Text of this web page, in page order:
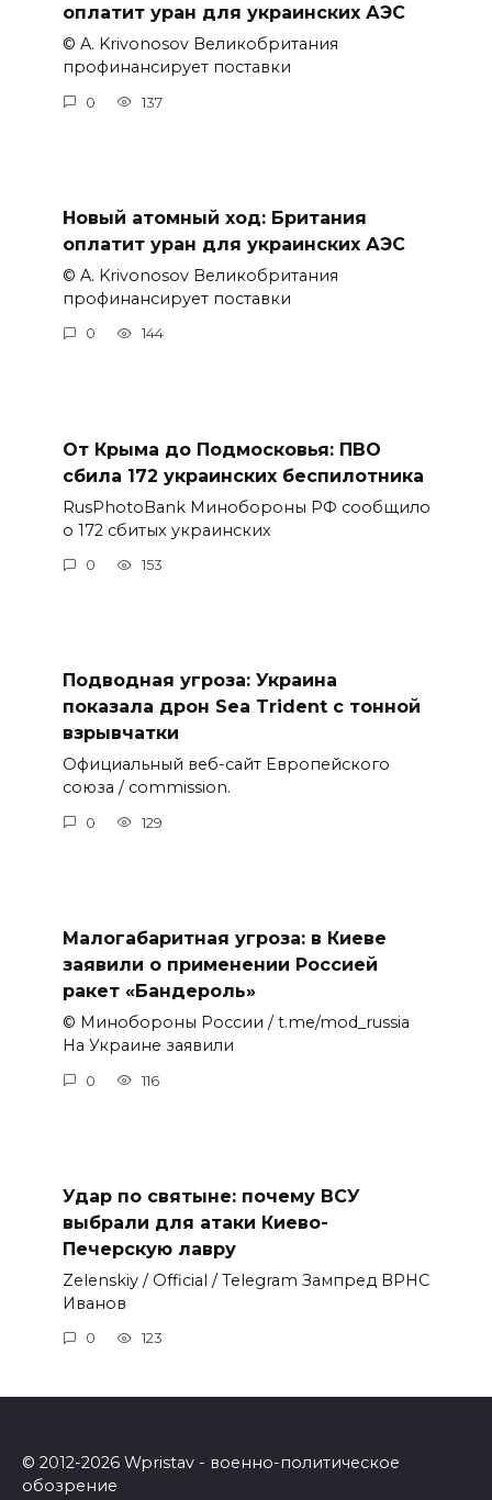
оплатит уран для украинских АЭС
© A. Krivonosov Великобритания
профинансирует поставки
0 137
Новый атомный ход: Британия
оплатит уран для украинских АЭС
© A. Krivonosov Великобритания
профинансирует поставки
0 144
От Крыма до Подмосковья: ПВО
сбила 172 украинских беспилотника
RusPhotoBank Минобороны РФ сообщило
о 172 сбитых украинских
0 153
Подводная угроза: Украина
показала дрон Sea Trident с тонной
взрывчатки
Официальный веб-сайт Европейского
союза / commission.
0 129
Малогабаритная угроза: в Киеве
заявили о применении Россией
ракет «Бандероль»
© Минобороны России / t.me/mod_russia
На Украине заявили
0 116
Удар по святыне: почему ВСУ
выбрали для атаки Киево-
Печерскую лавру
Zеlеnskiу / Оfficiаl / Telegram Зампред ВРНС
Иванов
0 123
© 2012-2026 Wpristav - военно-политическое
обозрение